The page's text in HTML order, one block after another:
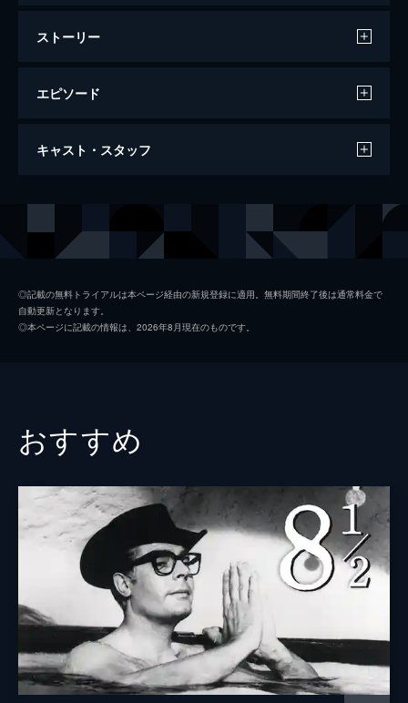
ストーリー
エピソード
田舎司祭の日記
キャスト・スタッフ
ジャン・リヴィエール
脚本
原作 ジョルジュ・ベルナノス
音楽
◎記載の無料トライアルは本ページ経由の新規登録に適用。無料期間終了後は通常料金で
自動更新となります。
◎本ページに記載の情報は、2026年8月現在のものです。
おすすめ